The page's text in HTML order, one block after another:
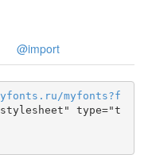
@import
. ru/myfonts?f
type="t